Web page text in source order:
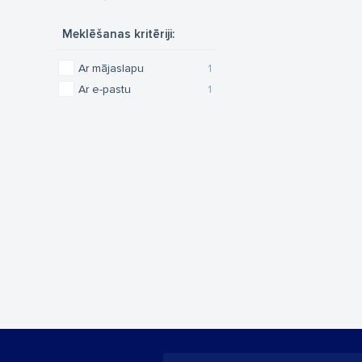
Meklēšanas kritēriji:
1
Ar mājaslapu
1
Ar e-pastu